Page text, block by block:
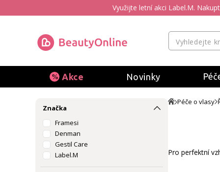
Využijte letní akci Label.M.
Akce Novinky
Značka
Framesi
Denman
Gestil Care
Label.M
Péče o vlasy
Pro perfektní